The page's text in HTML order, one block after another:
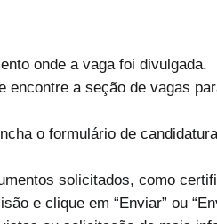
onde a vaga foi divulgada.
encontre a seção de vagas
o formulário de
solicitados, como
e clique em “Enviar” ou